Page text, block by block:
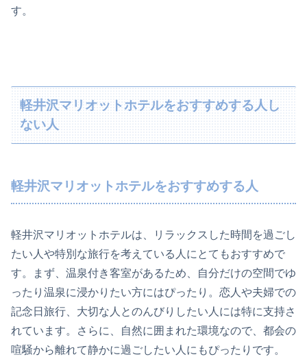
す。
軽井沢マリオットホテルをおすすめする人し
ない人
軽井沢マリオットホテルをおすすめする人
軽井沢マリオットホテルは、リラックスした時間を過ごし
たい人や特別な旅行を考えている人にとてもおすすめで
す。まず、温泉付き客室があるため、自分だけの空間でゆ
ったり温泉に浸かりたい方にはぴったり。恋人や夫婦での
記念日旅行、大切な人とのんびりしたい人には特に支持さ
れています。さらに、自然に囲まれた環境なので、都会の
喧騒から離れて静かに過ごしたい人にもぴったりです。